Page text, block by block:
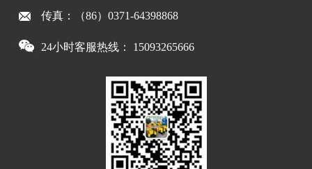
传真：（86）0371-64398868
24小时客服热线： 15093265666